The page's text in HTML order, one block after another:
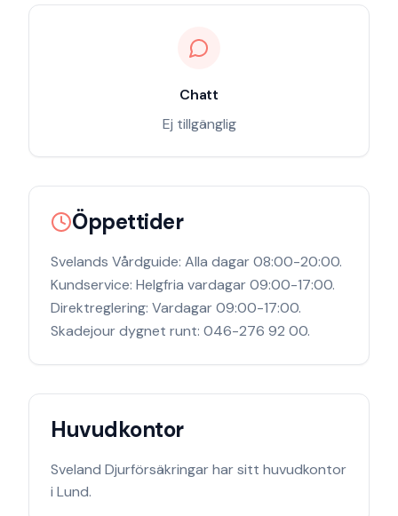
Chatt
Ej tillgänglig
Öppettider
Svelands Vårdguide: Alla dagar 08:00-20:00.
Kundservice: Helgfria vardagar 09:00-17:00.
Direktreglering: Vardagar 09:00-17:00.
Skadejour dygnet runt: 046-276 92 00.
Huvudkontor
Sveland Djurförsäkringarhar sitt huvudkontor
i Lund.